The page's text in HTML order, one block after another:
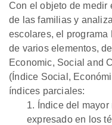
Con el objeto de medir
de las familias y
escolares, el
de varios elementos,
Economic, Social and
(Índice Social,
índices parciales:
1. Índice del
expresado en los